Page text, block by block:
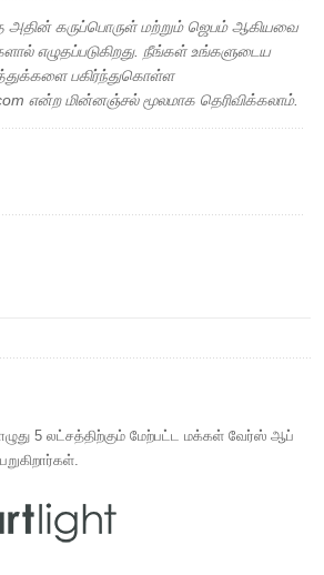
கருப்பொருள் மற்றும் ஜெபம் ஆகியவை
எழுதப்படுகிறது. நீங்கள் உங்களுடைய
பகிர்ந்துகொள்ள
என்ற மின்னஞ்சல் மூலமாக தெரிவிக்கலாம்.
5 லட்சத்திற்கும் மேற்பட்ட மக்கள் வேர்ஸ் ஆப்